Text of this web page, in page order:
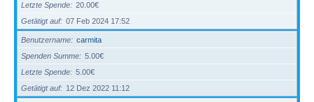
Letzte Spende
20.00€
Getätigt auf
07 Feb 2024 17:52
Benutzername
carmita
Spenden Summe
5.00€
Letzte Spende
5.00€
Getätigt auf
12 Dez 2022 11:12